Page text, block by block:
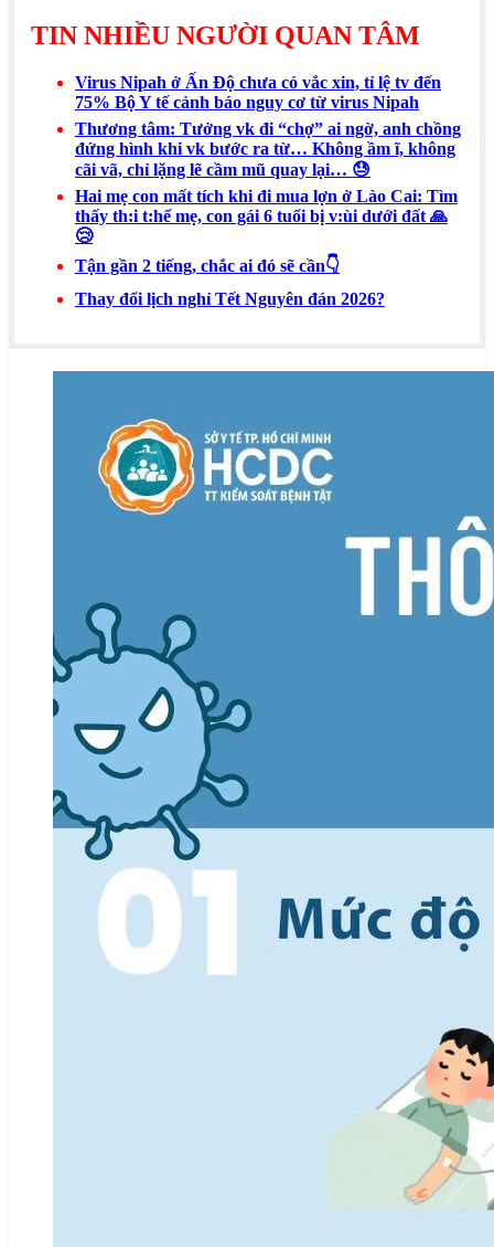
TIN NHIỀU NGƯỜI QUAN TÂM
Virus Nipah ở Ấn Độ chưa có vắc xin, tỉ lệ tv đến
75% Bộ Y tế cảnh báo nguy cơ từ virus Nipah
Thương tâm: Tưởng vk đi “chợ” ai ngờ, anh chồng
đứng hình khi vk bước ra từ… Không ầm ĩ, không
cãi vã, chỉ lặng lẽ cầm mũ quay lại… 😓
Hai mẹ con mất tích khi đi mua lợn ở Lào Cai: Tìm
thấy th:i t:hể mẹ, con gái 6 tuổi bị v:ùi dưới đất 🙏
😢
Tận gần 2 tiếng, chắc ai đó sẽ cần👇
Thay đổi lịch nghỉ Tết Nguyên đán 2026?